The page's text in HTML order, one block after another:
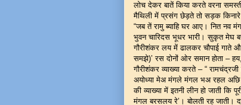
लोच देकर बातें किया करते वरना
मैथिली में प्रसंग छेड़ते तो सड़क
“जब तें रामु ब्याहि घर आए। नित नव
भुवन चारिदस भूधर भारी। सुकृत मेघ
गौरीशंकर लय में ढालकर चौपाई गाते
समझे)’ रस दोनों ओर समान होता –
गौरीशंकर व्याख्या करते – “
अयोध्या मेअ मंगले मंगल भअ रहल
की व्याख्या में इतनी लीन हो जाती कि
मंगल बरसलय रे’। बोलती रह जाती।